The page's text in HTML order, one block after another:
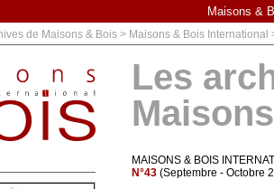
Maisons &
de Maisons & Bois > Maisons & Bois International
Les
MAISONS & BOIS
N°43 (Septembre - Octobre